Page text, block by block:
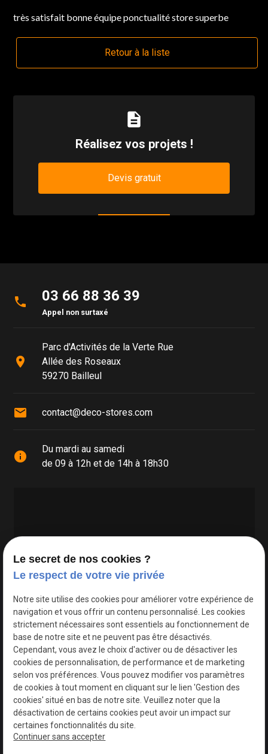
très satisfait bonne équipe ponctualité store superbe
Retour à la liste
description
Réalisez vos projets !
Devis gratuit
phone 03 66 88 36 39
Appel non surtaxé
place
Parc d'Activités de la Verte Rue
Allée des Roseaux
59270 Bailleul
mail contact@deco-stores.com
info
Du mardi au samedi
de 09 à 12h et de 14h à 18h30
Google Maps Search API est désactivé.
Le secret de nos cookies ?
Le respect de votre vie privée
Notre site utilise des cookies pour améliorer votre expérience de
navigation et vous offrir un contenu personnalisé. Les cookies
strictement nécessaires sont essentiels au fonctionnement de
base de notre site et ne peuvent pas être désactivés.
Cependant, vous avez le choix d'activer ou de désactiver les
cookies de personnalisation, de performance et de marketing
selon vos préférences. Vous pouvez modifier vos paramètres
de cookies à tout moment en cliquant sur le lien 'Gestion des
cookies' situé en bas de notre site. Veuillez noter que la
désactivation de certains cookies peut avoir un impact sur
certaines fonctionnalités du site.
Continuer sans accepter